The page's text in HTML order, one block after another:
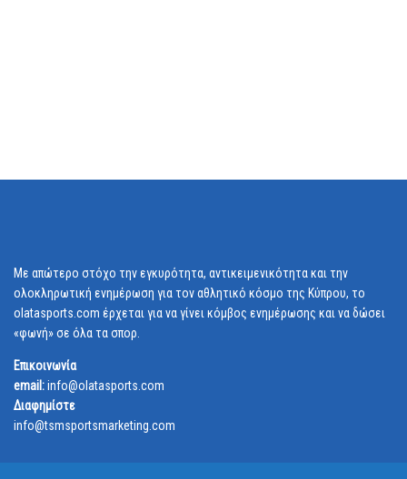
Με απώτερο στόχο την εγκυρότητα, αντικειμενικότητα και την
ολοκληρωτική ενημέρωση για τον αθλητικό κόσμο της Κύπρου, το
olatasports.com έρχεται για να γίνει κόμβος ενημέρωσης και να δώσει
«φωνή» σε όλα τα σπορ.
Επικοινωνία
email:info@olatasports.com
Διαφημίστε
info@tsmsportsmarketing.com